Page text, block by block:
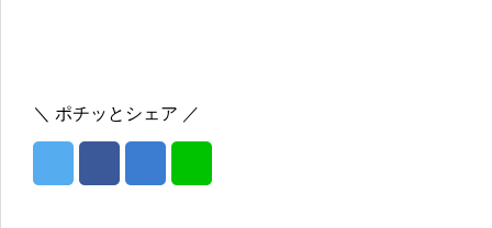
＼ ポチッとシェア ／